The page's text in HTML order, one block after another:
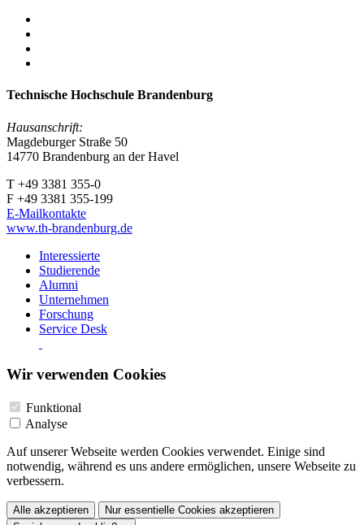
Technische Hochschule Brandenburg
Hausanschrift:
Magdeburger Straße 50
14770 Brandenburg an der Havel
T +49 3381 355-0
F +49 3381 355-199
E-Mailkontakte
www.th-brandenburg.de
Interessierte
Studierende
Alumni
Unternehmen
Forschung
Service Desk
Wir verwenden Cookies
Funktional
Analyse
Auf unserer Webseite werden Cookies verwendet. Einige sind
notwendig, während es uns andere ermöglichen, unsere Webseite zu
verbessern.
Alle akzeptieren
Nur essentielle Cookies akzeptieren